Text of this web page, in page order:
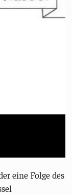
eine Folge des